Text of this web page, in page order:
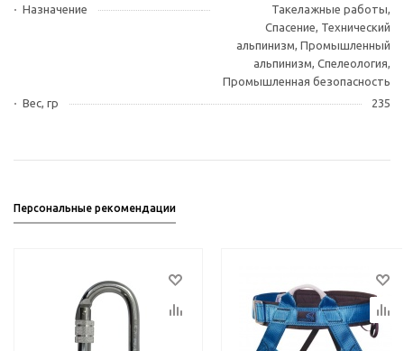
Назначение
Такелажные работы,
Спасение, Технический
альпинизм, Промышленный
альпинизм, Спелеология,
Промышленная безопасность
Вес, гр
235
Персональные рекомендации